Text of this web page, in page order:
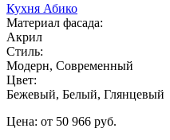
Кухня Абико
Материал фасада:
Акрил
Стиль:
Модерн, Современный
Цвет:
Бежевый, Белый, Глянцевый
Цена: от 50 966 руб.